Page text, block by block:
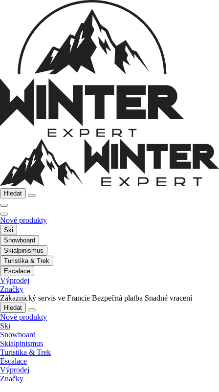
Hledat
Nové produkty
Ski
Snowboard
Skialpinismus
Turistika & Trek
Escalace
Výprodej
Značky
Zákaznický servis ve Francie Bezpečná platba Snadné vracení
Hledat
Nové produkty
Ski
Snowboard
Skialpinismus
Turistika & Trek
Escalace
Výprodej
Značky